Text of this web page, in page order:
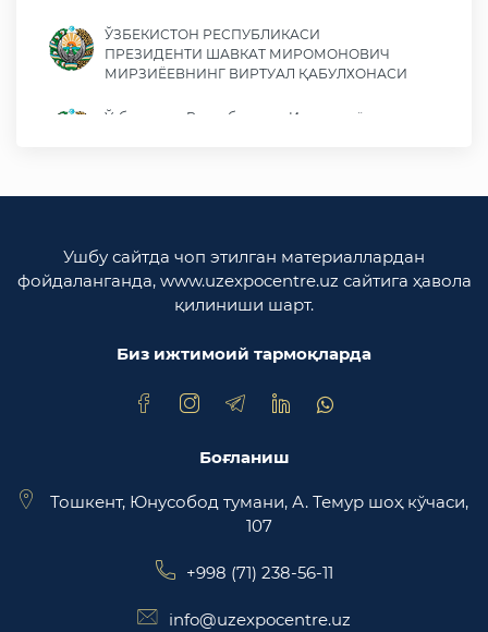
ЎЗБЕКИСТОН РЕСПУБЛИКАСИ
ПРЕЗИДЕНТИ ШАВКАТ МИРОМОНОВИЧ
МИРЗИЁЕВНИНГ ВИРТУАЛ ҚАБУЛХОНАСИ
Ўзбекистон Республикаси Иқтисодиёт ва
вазирлиги
Қонунчилик палатаси
Ўзбекистон Республикаси Адлия вазирлиги
Trade Uzbekistan миллий экспортбоп савдо
Ушбу сайтда чоп этилган материаллардан
фойдаланганда, www.uzexpocentre.uz сайтига ҳавола
қилиниши шарт.
Биз ижтимоий тармоқларда
Боғланиш
Тошкент, Юнусобод тумани, А. Темур шоҳ кўчаси,
107
+998 (71) 238-56-11
info@uzexpocentre.uz